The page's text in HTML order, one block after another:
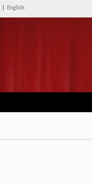
English